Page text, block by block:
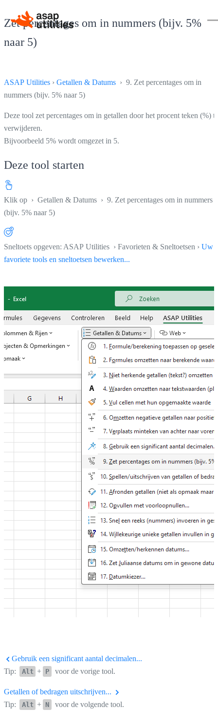
Zet percentages om in nummers (bijv. 5%
naar 5)
ASAP Utilities › Getallen & Datums › 9. Zet percentages om in
nummers (bijv. 5% naar 5)
Deze tool zet percentages om in getallen door het procent teken (%) te
verwijderen.
Bijvoorbeeld 5% wordt omgezet in 5.
Deze tool starten
Klik op › Getallen & Datums › 9. Zet percentages om in nummers
(bijv. 5% naar 5)
Sneltoets opgeven: ASAP Utilities › Favorieten & Sneltoetsen › Uw
favoriete tools en sneltoetsen bewerken...
Gebruik een significant aantal decimalen...
Tip:
Alt + P voor de vorige tool.
Getallen of bedragen uitschrijven...
Tip:
Alt + N voor de volgende tool.